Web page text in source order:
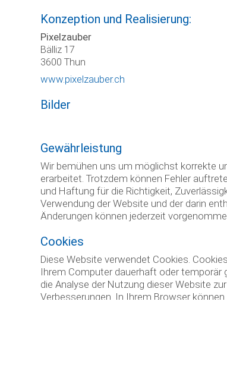
Konzeption und Realisierung:
Pixelzauber
Bälliz 17
3600 Thun
www.pixelzauber.ch
Bilder
Gewährleistung
Wir bemühen uns um möglichst korrekte
erarbeitet. Trotzdem können Fehler
und Haftung für die Richtigkeit,
Verwendung der Website und der darin
Änderungen können jederzeit
Cookies
Diese Website verwendet Cookies.
Ihrem Computer dauerhaft oder temporär
die Analyse der Nutzung dieser Website
Verbesserungen. In Ihrem Browser